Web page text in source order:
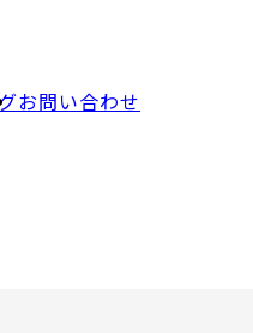
お問い合わせ